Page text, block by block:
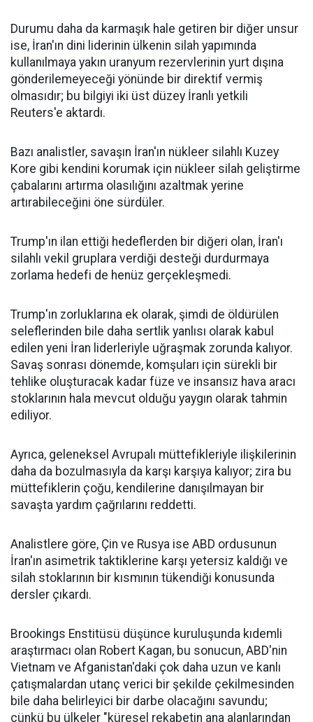
Durumu daha da karmaşık hale getiren bir diğer unsur
ise, İran'ın dini liderinin ülkenin silah yapımında
kullanılmaya yakın uranyum rezervlerinin yurt dışına
gönderilemeyeceği yönünde bir direktif vermiş
olmasıdır; bu bilgiyi iki üst düzey İranlı yetkili
Reuters'e aktardı.
Bazı analistler, savaşın İran'ın nükleer silahlı Kuzey
Kore gibi kendini korumak için nükleer silah geliştirme
çabalarını artırma olasılığını azaltmak yerine
artırabileceğini öne sürdüler.
Trump'ın ilan ettiği hedeflerden bir diğeri olan, İran'ı
silahlı vekil gruplara verdiği desteği durdurmaya
zorlama hedefi de henüz gerçekleşmedi.
Trump'ın zorluklarına ek olarak, şimdi de öldürülen
seleflerinden bile daha sertlik yanlısı olarak kabul
edilen yeni İran liderleriyle uğraşmak zorunda kalıyor.
Savaş sonrası dönemde, komşuları için sürekli bir
tehlike oluşturacak kadar füze ve insansız hava aracı
stoklarının hala mevcut olduğu yaygın olarak tahmin
ediliyor.
Ayrıca, geleneksel Avrupalı ​​müttefikleriyle ilişkilerinin
daha da bozulmasıyla da karşı karşıya kalıyor; zira bu
müttefiklerin çoğu, kendilerine danışılmayan bir
savaşta yardım çağrılarını reddetti.
Analistlere göre, Çin ve Rusya ise ABD ordusunun
İran'ın asimetrik taktiklerine karşı yetersiz kaldığı ve
silah stoklarının bir kısmının tükendiği konusunda
dersler çıkardı.
Brookings Enstitüsü düşünce kuruluşunda kıdemli
araştırmacı olan Robert Kagan, bu sonucun, ABD'nin
Vietnam ve Afganistan'daki çok daha uzun ve kanlı
çatışmalardan utanç verici bir şekilde çekilmesinden
bile daha belirleyici bir darbe olacağını savundu;
çünkü bu ülkeler "küresel rekabetin ana alanlarından